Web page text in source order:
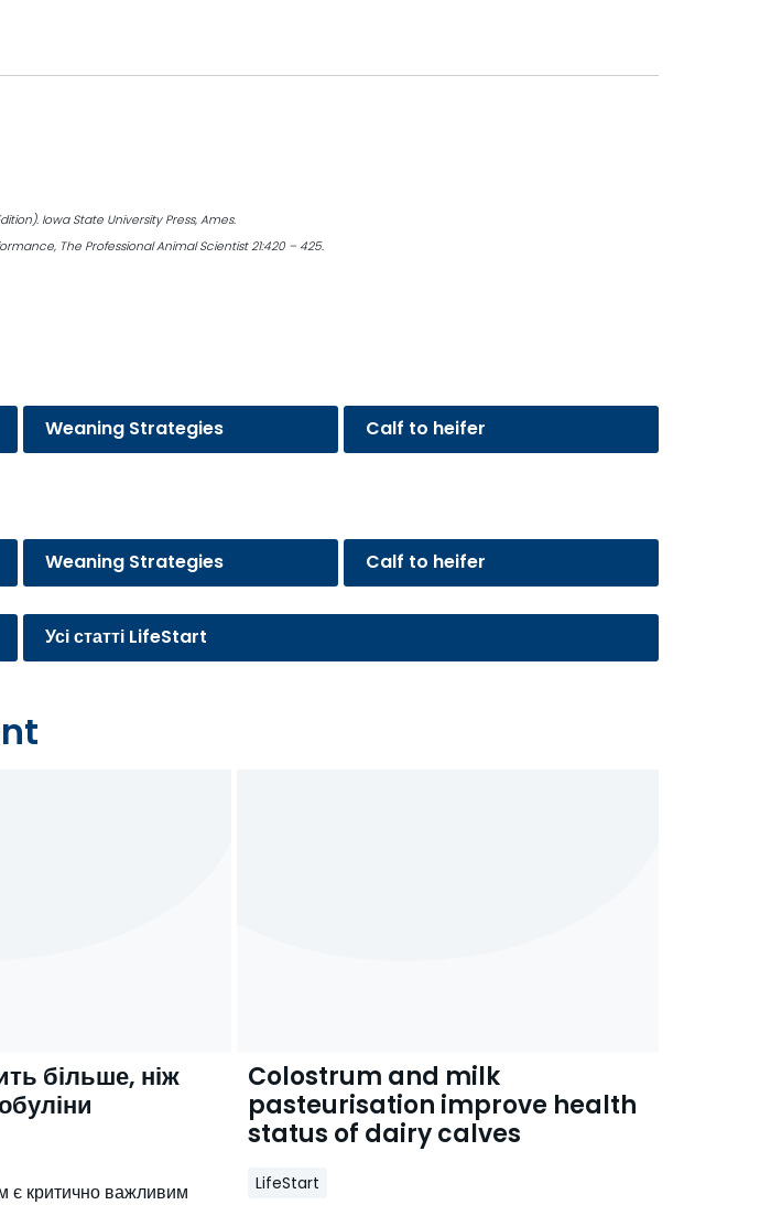
Iowa State University Press, Ames.
The Professional Animal Scientist 21:420 – 425.
Weaning Strategies Calf to heifer
Weaning Strategies Calf to heifer
Усі статті LifeStart
більше, ніж
є критично важливим
Colostrum and milk
pasteurisation improve health
status of dairy calves
LifeStart